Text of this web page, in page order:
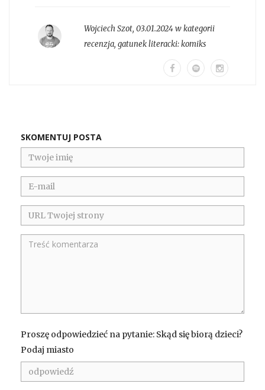
Wojciech Szot, 03.01.2024 w kategorii
recenzja, gatunek literacki:komiks
SKOMENTUJ POSTA
Proszę odpowiedzieć na pytanie: Skąd się biorą dzieci?
Podaj miasto